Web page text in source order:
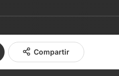
Compartir